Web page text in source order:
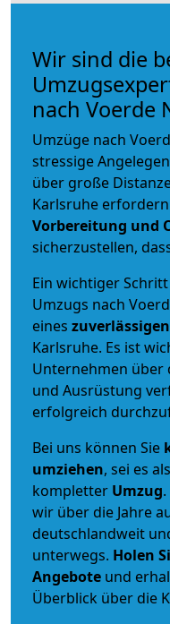
Wir sind die
nach Voerde
Umzüge nach
stressige
über große
Karlsruhe
Vorbereitung und
sicherzustellen,
Ein wichtiger
Umzugs nach
eines zuverlässigen
Karlsruhe. Es ist
Unternehmen über
und Ausrüstung
erfolgreich
Bei uns können Sie
umziehen, sei es als
kompletter Umzug
wir über die Jahre
deutschlandweit
unterwegs. Holen
Angebote und
Überblick über die